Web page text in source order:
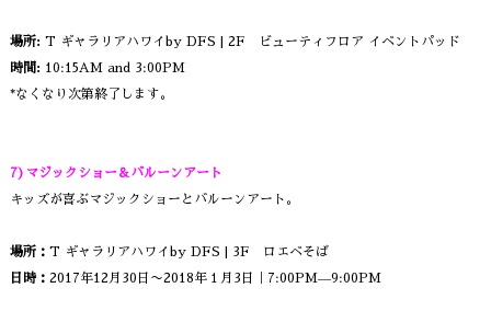
場所: T ギャラリアハワイby DFS | 2F ビューティフロア イベントパッド
時間: 10:15AM and 3:00PM
*なくなり次第終了します。
7)マジックショー＆バルーンアート
キッズが喜ぶマジックショーとバルーンアート。
場所： T ギャラリアハワイby DFS | 3F ロエベそば
日時： 2017年12月30日〜2018年１月3日｜7:00PM—9:00PM